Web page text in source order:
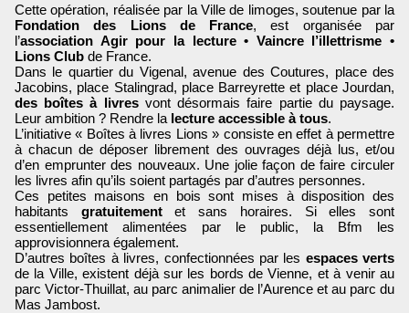
Cette opération, réalisée par la Ville de limoges, soutenue par la
Fondation des Lions de France, est organisée par
l’association Agir pour la lecture • Vaincre l’illettrisme •
Lions Club de France.
Dans le quartier du Vigenal, avenue des Coutures, place des
Jacobins, place Stalingrad, place Barreyrette et place Jourdan,
des boîtes à livresvont désormais faire partie du paysage.
Leur ambition ? Rendre la lecture accessible à tous.
L’initiative « Boîtes à livres Lions » consiste en effet à permettre
à chacun de déposer librement des ouvrages déjà lus, et/ou
d’en emprunter des nouveaux. Une jolie façon de faire circuler
les livres afin qu’ils soient partagés par d’autres personnes.
Ces petites maisons en bois sont mises à disposition des
habitants gratuitementet sans horaires. Si elles sont
essentiellement alimentées par le public, la Bfm les
approvisionnera également.
D’autres boîtes à livres, confectionnées par les espaces verts
de la Ville, existent déjà sur les bords de Vienne, et à venir au
parc Victor-Thuillat, au parc animalier de l’Aurence et au parc du
Mas Jambost.